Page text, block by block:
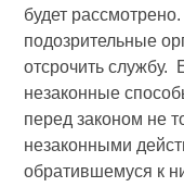
будет
подозрительные
отсрочить службу.
незаконные
перед законом не
незаконными
обратившемуся к